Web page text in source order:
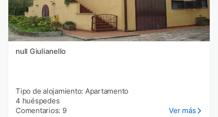
null Giulianello
Tipo de alojamiento: Apartamento
4 huéspedes
Comentarios: 9
Ver más